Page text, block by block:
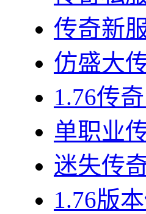
传奇新
仿盛大
1.76传奇
单职业
迷失传
1.76版